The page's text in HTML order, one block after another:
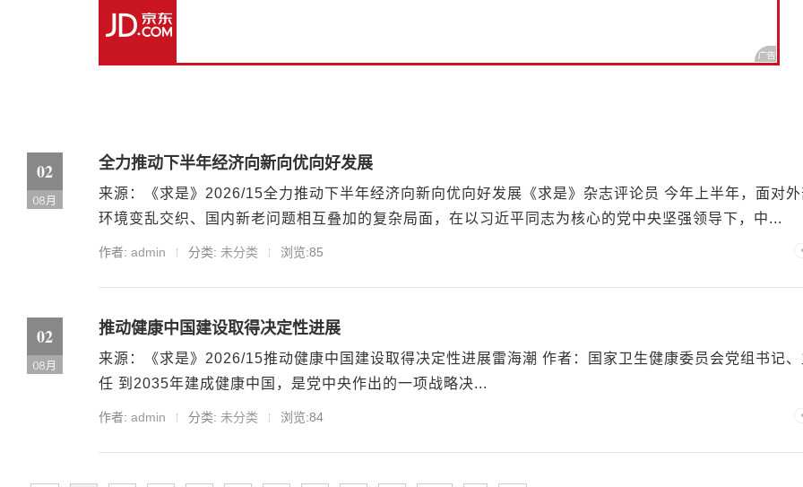
02
08月
全力推动下半年经济向新向优向好发展
来源：《求是》2026/15全力推动下半年经济向新向优向好发展《求是》杂志评论员 今年上半年，面对
环境变乱交织、国内新老问题相互叠加的复杂局面，在以习近平同志为核心的党中央坚强领导下，中...
作者: admin 分类: 未分类 浏览:85
02
08月
推动健康中国建设取得决定性进展
来源：《求是》2026/15推动健康中国建设取得决定性进展雷海潮 作者：国家卫生健康委员会党组书记
任 到2035年建成健康中国，是党中央作出的一项战略决...
作者: admin 分类: 未分类 浏览:84